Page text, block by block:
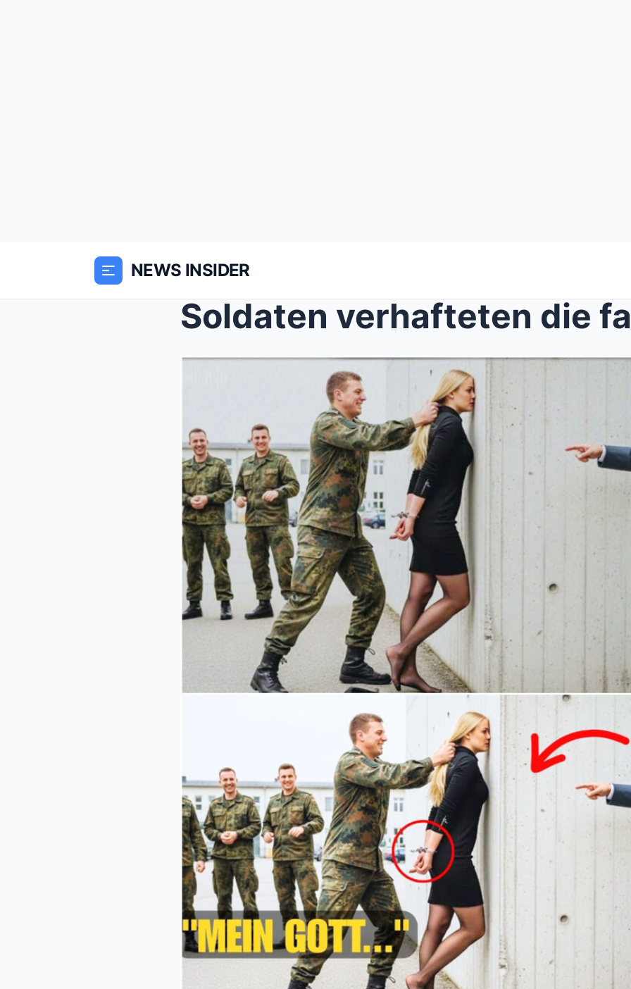
NEWS INSIDER